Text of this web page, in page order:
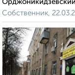
Собственник,